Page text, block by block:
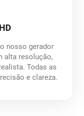
nosso gerador
alta resolução,
Todas as
e clareza.